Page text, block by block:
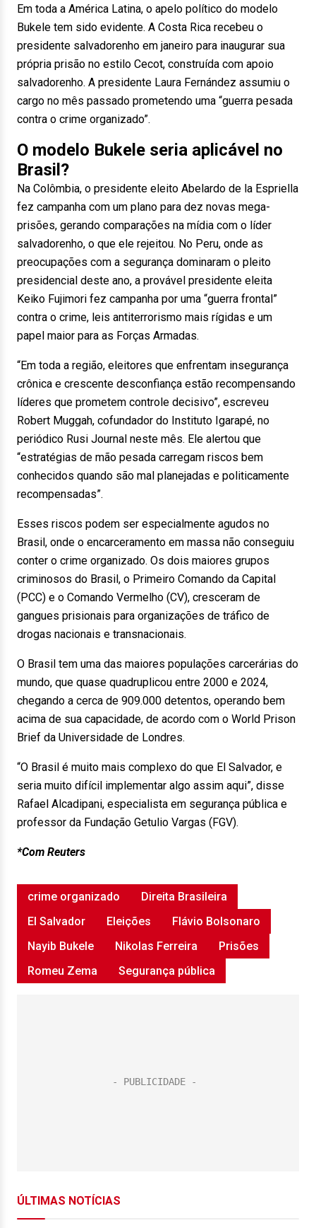
Em toda a América Latina, o apelo político do modelo
Bukele tem sido evidente. A Costa Rica recebeu o
presidente salvadorenho em janeiro para inaugurar sua
própria prisão no estilo Cecot, construída com apoio
salvadorenho. A presidente Laura Fernández assumiu o
cargo no mês passado prometendo uma “guerra pesada
contra o crime organizado”.
O modelo Bukele seria aplicável no
Brasil?
Na Colômbia, o presidente eleito Abelardo de la Espriella
fez campanha com um plano para dez novas mega-
prisões, gerando comparações na mídia com o líder
salvadorenho, o que ele rejeitou. No Peru, onde as
preocupações com a segurança dominaram o pleito
presidencial deste ano, a provável presidente eleita
Keiko Fujimori fez campanha por uma “guerra frontal”
contra o crime, leis antiterrorismo mais rígidas e um
papel maior para as Forças Armadas.
“Em toda a região, eleitores que enfrentam insegurança
crônica e crescente desconfiança estão recompensando
líderes que prometem controle decisivo”, escreveu
Robert Muggah, cofundador do Instituto Igarapé, no
periódico Rusi Journal neste mês. Ele alertou que
“estratégias de mão pesada carregam riscos bem
conhecidos quando são mal planejadas e politicamente
recompensadas”.
Esses riscos podem ser especialmente agudos no
Brasil, onde o encarceramento em massa não conseguiu
conter o crime organizado. Os dois maiores grupos
criminosos do Brasil, o Primeiro Comando da Capital
(PCC) e o Comando Vermelho (CV), cresceram de
gangues prisionais para organizações de tráfico de
drogas nacionais e transnacionais.
O Brasil tem uma das maiores populações carcerárias do
mundo, que quase quadruplicou entre 2000 e 2024,
chegando a cerca de 909.000 detentos, operando bem
acima de sua capacidade, de acordo com o World Prison
Brief da Universidade de Londres.
“O Brasil é muito mais complexo do que El Salvador, e
seria muito difícil implementar algo assim aqui”, disse
Rafael Alcadipani, especialista em segurança pública e
professor da Fundação Getulio Vargas (FGV).
*Com Reuters
crime organizado
Direita Brasileira
El Salvador
Eleições
Flávio Bolsonaro
Nayib Bukele
Nikolas Ferreira
Prisões
Romeu Zema
Segurança pública